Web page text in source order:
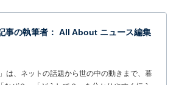
事の執筆者： All About ニュース編集
は、ネットの話題から世の中の動きまで、暮